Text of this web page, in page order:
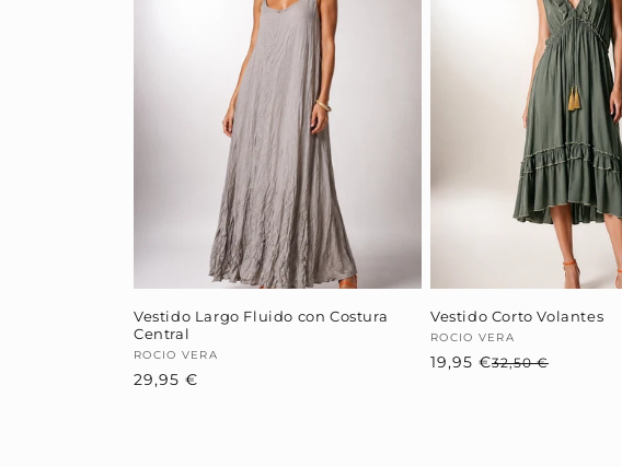
Vestido Largo Fluido con Costura
Central
Proveedor:
ROCIO VERA
Precio
29,95 €
Vestido Corto Volantes
Proveedor:
ROCIO VERA
32,50 €
19,95 €